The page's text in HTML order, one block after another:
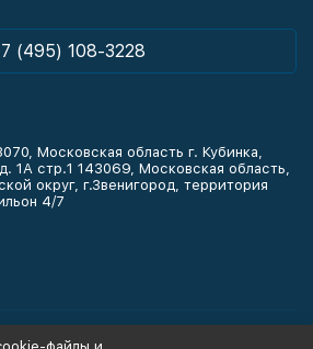
(495) 108-3228
Московская область г. Кубинка,
1А стр.1 143069, Московская область,
округ, г.Звенигород, территория
4/7